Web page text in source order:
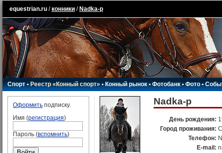
equestrian.ru /конники / Nadka-p
Спорт•Реестр «Конный спорт»•Конный рынок•Фотобанк •Фото•
Оформить подписку.
Имя (регистрация)
Пароль (вспомнить)
Nadka-p
День рождения:
Город проживания:
Телефон:
E-mail: